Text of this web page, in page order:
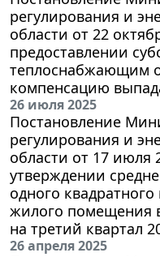
регулирования и
области от 22
предоставлении
теплоснабжающим
компенсацию
26 июля 2025
Постановление
регулирования и
области от 17 июля
утверждении
одного
жилого помещения
на третий квартал
26 апреля 2025